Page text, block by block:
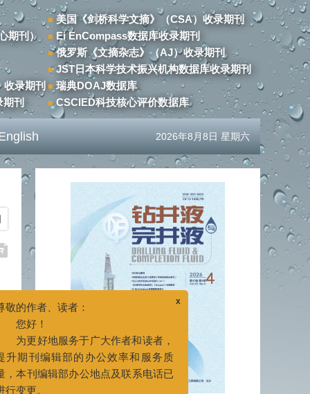
期刊）
录期刊
刊
美国《剑桥科学文摘》（CSA）收录期刊
Ei EnCompass数据库收录期刊
俄罗斯《文摘杂志》（AJ）收录期刊
JST日本科学技术振兴机构数据库收录期刊
瑞典DOAJ数据库
CSCIED科技核心评价数据库
2026年8月8日 星期六
x
、读者：
地服务于广大作者和读者，